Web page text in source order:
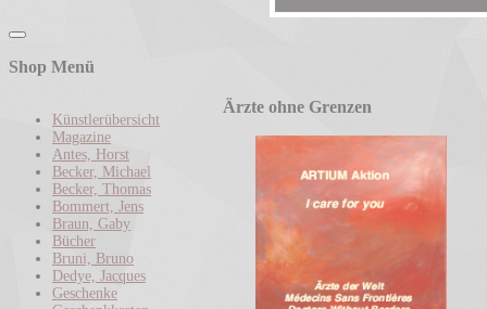
Shop Menü
Künstlerübersicht
Magazine
Antes, Horst
Becker, Michael
Becker, Thomas
Bommert, Jens
Braun, Gaby
Bücher
Bruni, Bruno
Dedye, Jacques
Geschenke
Ärzte ohne Grenzen